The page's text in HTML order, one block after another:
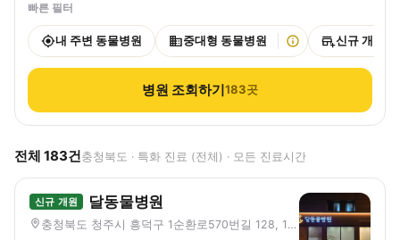
빠른 필터
내 주변 동물병원 중대형 동물병원 신규 개원
병원 조회하기183곳
전체 183건충청북도 · 특화 진료 (전체) · 모든 진료시간
신규 개원 달동물병원
충청북도 청주시 흥덕구 1순환로570번길 128, 1층 (봉명동)